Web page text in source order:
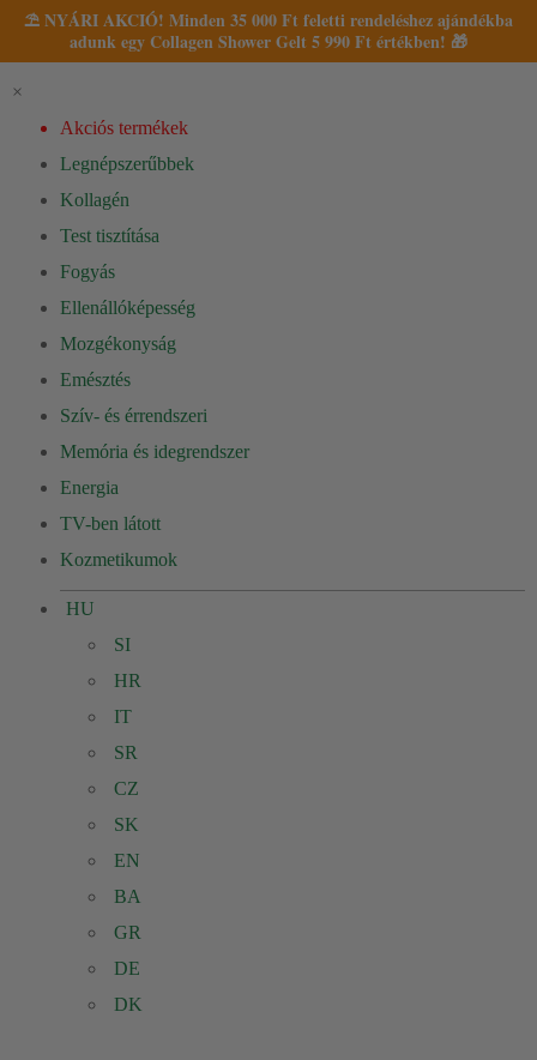
⛱️ NYÁRI AKCIÓ! Minden 35 000 Ft feletti rendeléshez ajándékba
adunk egy Collagen Shower Gelt 5 990 Ft értékben! 🎁
×
Akciós termékek
Legnépszerűbbek
Kollagén
Test tisztítása
Fogyás
Ellenállóképesség
Mozgékonyság
Emésztés
Szív- és érrendszeri
Memória és idegrendszer
Energia
TV-ben látott
Kozmetikumok
HU
SI
HR
IT
SR
CZ
SK
EN
BA
GR
DE
DK